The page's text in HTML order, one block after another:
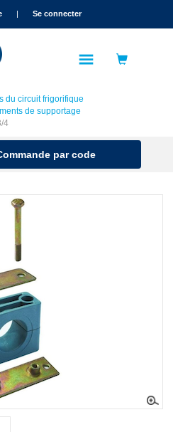
| Se connecter
du circuit frigorifique
de supportage
4
par code